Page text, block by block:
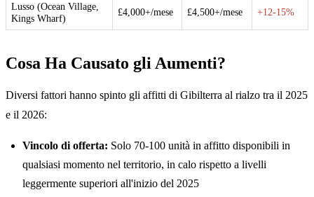
Lusso (Ocean Village,
Kings Wharf)
£4,000+/mese £4,500+/mese +12-15%
Cosa Ha Causato gli Aumenti?
Diversi fattori hanno spinto gli affitti di Gibilterra al rialzo tra il 2025
e il 2026:
Vincolo di offerta: Solo 70-100 unità in affitto disponibili in
qualsiasi momento nel territorio, in calo rispetto a livelli
leggermente superiori all'inizio del 2025